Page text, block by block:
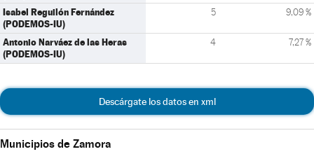
Isabel Reguilón Fernández
(PODEMOS-IU)
5 9,09 %
Antonio Narváez de las Heras
(PODEMOS-IU)
4 7,27 %
Descárgate los datos en xml
Municipios de Zamora